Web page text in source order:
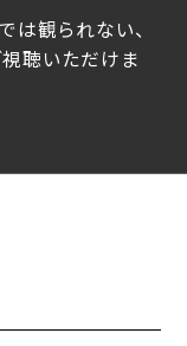
は観られない、
聴いただけま